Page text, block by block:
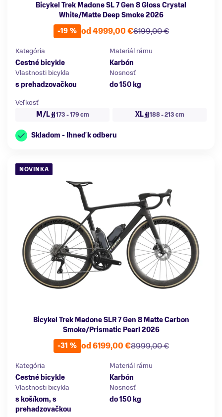
Bicykel Trek Madone SL 7 Gen 8 Gloss Crystal
White/Matte Deep Smoke 2026
-19 %
6199,00 €
od 4999,00 €
Kategória
Cestné bicykle
Materiál rámu
Karbón
Vlastnosti bicykla
s prehadzovačkou
Nosnosť
do 150 kg
Veľkosť
M/L
173 - 179 cm XL 188 - 213 cm
Skladom - Ihneď k odberu
NOVINKA
Bicykel Trek Madone SLR 7 Gen 8 Matte Carbon
Smoke/Prismatic Pearl 2026
-31 %
8999,00 €
od 6199,00 €
Kategória
Cestné bicykle
Materiál rámu
Karbón
Vlastnosti bicykla
s košíkom, s
prehadzovačkou
Nosnosť
do 150 kg